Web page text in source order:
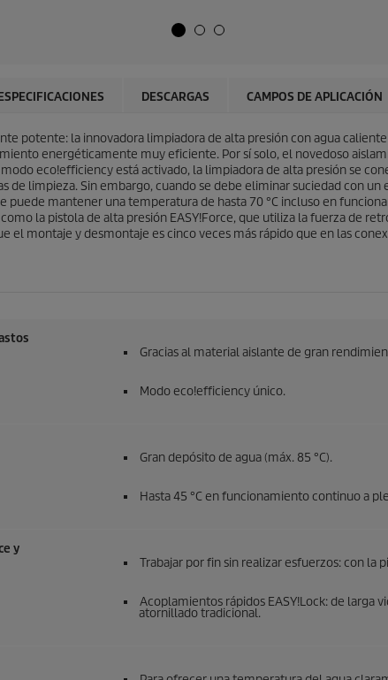
l
u
c
t
o
.
DESCARGAS CAMPOS DE APLICACIÓN
potente: la innovadora limpiadora de alta presión con agua
energéticamente muy eficiente. Por sí solo, el novedoso
modoeco!efficiencyestá activado, la limpiadora de alta presión se
de limpieza. Sin embargo, cuando se debe eliminar suciedad con
mantener una temperatura de hasta 70 °C incluso en
la pistola de alta presión EASY!Force, que utiliza la fuerza de
el montaje y desmontaje es cinco veces más rápido que en las
Gracias al material aislante de gran
Modo eco!efficiencyúnico.
Gran depósito de agua (máx. 85 °C).
Hasta 45 °C en funcionamiento continuo a
y
Trabajar por fin sin realizar esfuerzos: con la
Acoplamientos rápidos EASY!Lock: de larga
atornillado tradicional.